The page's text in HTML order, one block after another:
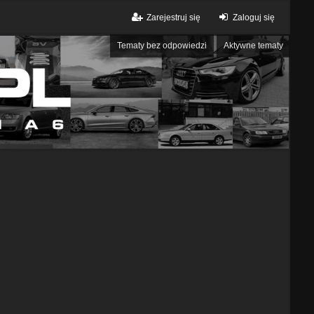
Zaloguj się
Zarejestruj się
Tematy bez odpowiedzi Aktywne tematy